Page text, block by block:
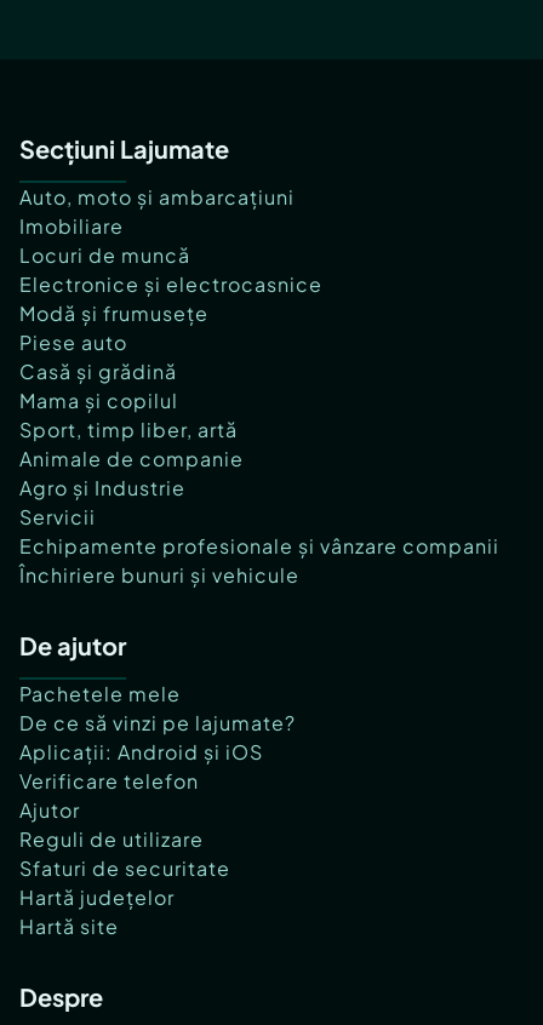
Secțiuni Lajumate
Auto, moto și ambarcațiuni
Imobiliare
Locuri de muncă
Electronice și electrocasnice
Modă și frumusețe
Piese auto
Casă și grădină
Mama și copilul
Sport, timp liber, artă
Animale de companie
Agro și Industrie
Servicii
Echipamente profesionale și vânzare companii
Închiriere bunuri și vehicule
De ajutor
Pachetele mele
De ce să vinzi pe lajumate?
Aplicații: Android și iOS
Verificare telefon
Ajutor
Reguli de utilizare
Sfaturi de securitate
Hartă județelor
Hartă site
Despre